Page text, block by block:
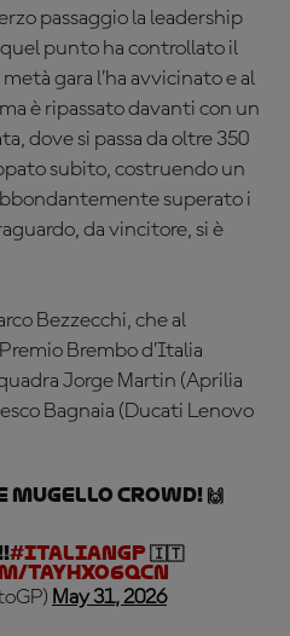
passaggio la leadership
punto ha controllato il
gara l’ha avvicinato e al
è ripassato davanti con un
dove si passa da oltre 350
subito, costruendo un
superato i
da vincitore, si è
Bezzecchi, che al
Brembo d’Italia
Jorge Martin (Aprilia
Bagnaia (Ducati Lenovo
Mugello crowd! 🙌
#ItalianGP 🇮🇹
May 31, 2026